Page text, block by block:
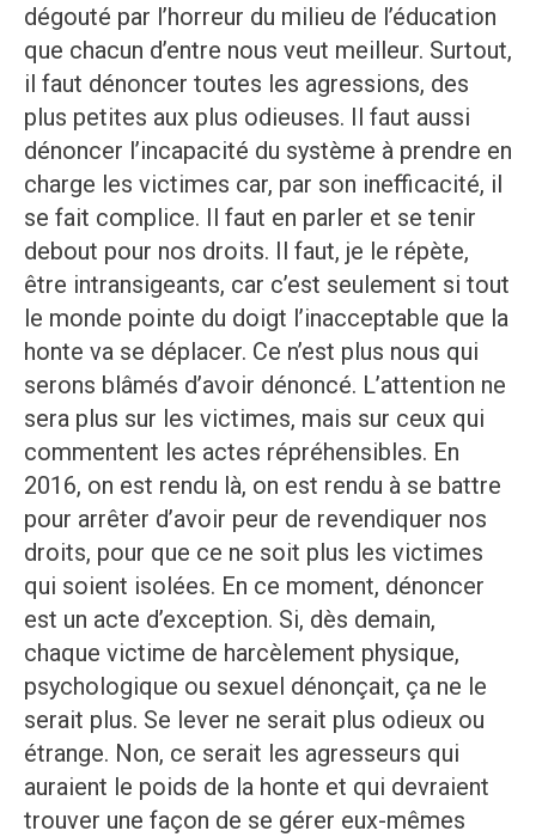
dégouté par l’horreur du milieu de l’éducation
que chacun d’entre nous veut meilleur. Surtout,
il faut dénoncer toutes les agressions, des
plus petites aux plus odieuses. Il faut aussi
dénoncer l’incapacité du système à prendre en
charge les victimes car, par son inefficacité, il
se fait complice. Il faut en parler et se tenir
debout pour nos droits. Il faut, je le répète,
être intransigeants, car c’est seulement si tout
le monde pointe du doigt l’inacceptable que la
honte va se déplacer. Ce n’est plus nous qui
serons blâmés d’avoir dénoncé. L’attention ne
sera plus sur les victimes, mais sur ceux qui
commentent les actes répréhensibles. En
2016, on est rendu là, on est rendu à se battre
pour arrêter d’avoir peur de revendiquer nos
droits, pour que ce ne soit plus les victimes
qui soient isolées. En ce moment, dénoncer
est un acte d’exception. Si, dès demain,
chaque victime de harcèlement physique,
psychologique ou sexuel dénonçait, ça ne le
serait plus. Se lever ne serait plus odieux ou
étrange. Non, ce serait les agresseurs qui
auraient le poids de la honte et qui devraient
trouver une façon de se gérer eux-mêmes